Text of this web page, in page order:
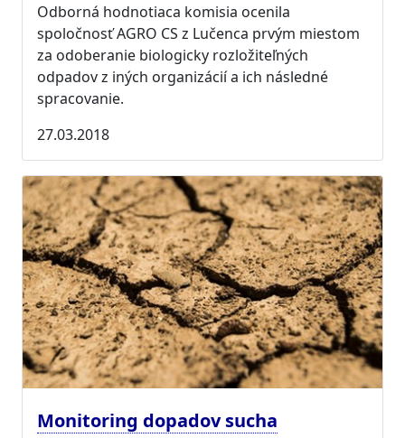
Odborná hodnotiaca komisia ocenila
spoločnosť AGRO CS z Lučenca prvým miestom
za odoberanie biologicky rozložiteľných
odpadov z iných organizácií a ich následné
spracovanie.
27.03.2018
Monitoring dopadov sucha